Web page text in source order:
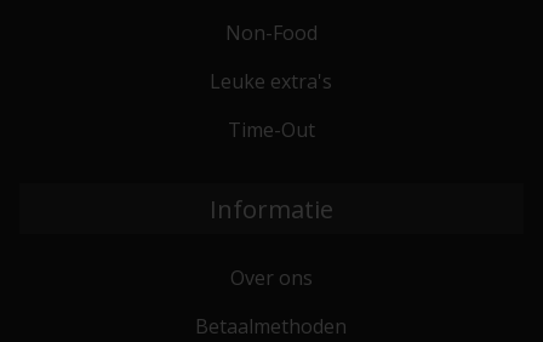
Non-Food
Leuke extra's
Time-Out
Informatie
Over ons
Betaalmethoden